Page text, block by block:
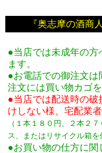
『奥志摩の酒商
●当店では未成年の方
ます。
●お電話での御注文は
注文には買い物カゴ
●当店では配送時の
けしない様、宅配業
（１本１８０円、２本２
ス、またはリサイクル箱を
●お買い物の仕方に関